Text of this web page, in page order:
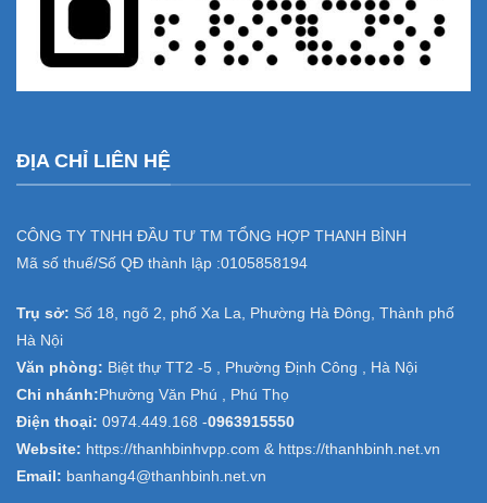
ĐỊA CHỈ LIÊN HỆ
CÔNG TY TNHH ĐẦU TƯ TM TỔNG HỢP THANH BÌNH
Mã số thuế/Số QĐ thành lập :0105858194
Trụ sở: Số 18, ngõ 2, phố Xa La, Phường Hà Đông, Thành phố
Hà Nội
Văn phòng: Biệt thự TT2 -5 , Phường Định Công , Hà Nội
Chi nhánh: Phường Văn Phú , Phú Thọ
Điện thoại: 0974.449.168 -0963915550
Website: https://thanhbinhvpp.com & https://thanhbinh.net.vn
Email: banhang4@thanhbinh.net.vn